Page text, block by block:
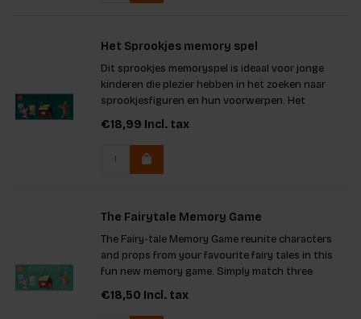
Het Sprookjes memory spel
Dit sprookjes memoryspel is ideaal voor jonge
kinderen die plezier hebben in het zoeken naar
sprookjesfiguren en hun voorwerpen. Het
bevordert geheugen en verbeelding, terwijl het
ook een leuke manier biedt om verhalen te
ontdekken. De set bevat 15 sprook
€18,99 Incl. tax
The Fairytale Memory Game
The Fairy-tale Memory Game reunite characters
and props from your favourite fairy tales in this
fun new memory game. Simply match three
objects to create a story: Cinderella + pumpkin
carriage + glass slipper
€18,50 Incl. tax